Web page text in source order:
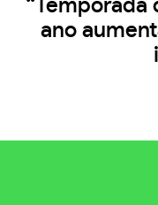
“Temporada
ano